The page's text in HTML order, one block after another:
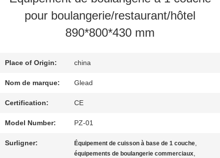
LE
SPECTACLE
À
PROPOS
DE
NOUS
pour boulangerie/restaurant/hôtel
890*800*430 mm
Place of Origin: china
Nom de marque: Glead
Certification: CE
Model Number: PZ-01
Surligner: Équipement de cuisson à base de 1 couche,
équipements de boulangerie commerciaux,